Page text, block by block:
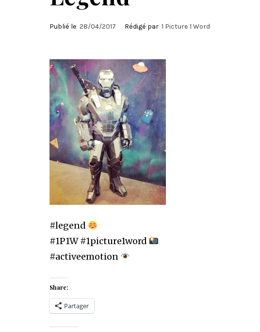
Publié le 28/04/2017 Rédigé par 1 Picture 1 Word
#legend
#1P1W #1picture1word
#activeemotion
Share:
Partager